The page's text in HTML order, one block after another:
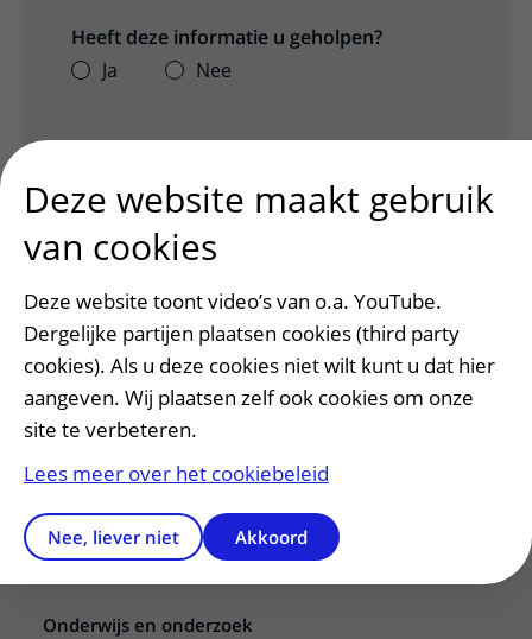
Heeft deze informatie u geholpen?
Ja
Nee
Patiënt en bezoek
Afspraak maken of wijzigen
Opvragen kopie dossier
Bezoektijden
Onderwijs en onderzoek
Deze website maakt gebruik
van cookies
Deze website toont video’s van o.a. YouTube.
Dergelijke partijen plaatsen cookies (third party
cookies). Als u deze cookies niet wilt kunt u dat hier
aangeven. Wij plaatsen zelf ook cookies om onze
site te verbeteren.
Lees meer over het cookiebeleid
Nee, liever niet Akkoord